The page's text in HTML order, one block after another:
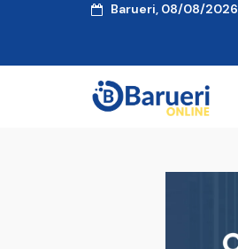
Barueri, 08/08/2026